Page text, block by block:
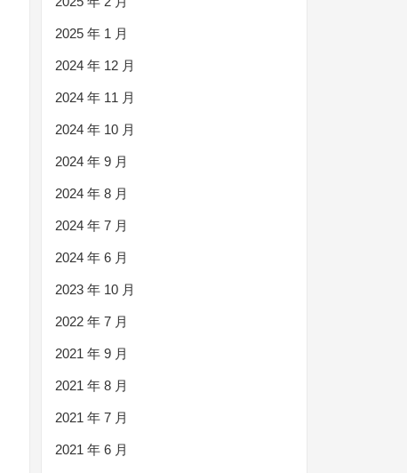
2025 年 1 月
2024 年 12 月
2024 年 11 月
2024 年 10 月
2024 年 9 月
2024 年 8 月
2024 年 7 月
2024 年 6 月
2023 年 10 月
2022 年 7 月
2021 年 9 月
2021 年 8 月
2021 年 7 月
2021 年 6 月